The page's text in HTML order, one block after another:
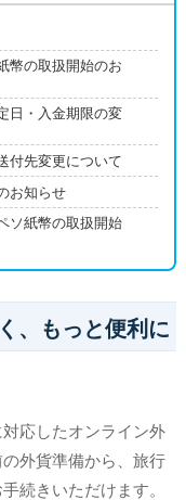
幣の取扱開始のお
日・入金期限の変
付先変更について
お知らせ
ソ紙幣の取扱開始
、もっと便利に
応したオンライン外
外貨準備から、旅行
続きいただけます。